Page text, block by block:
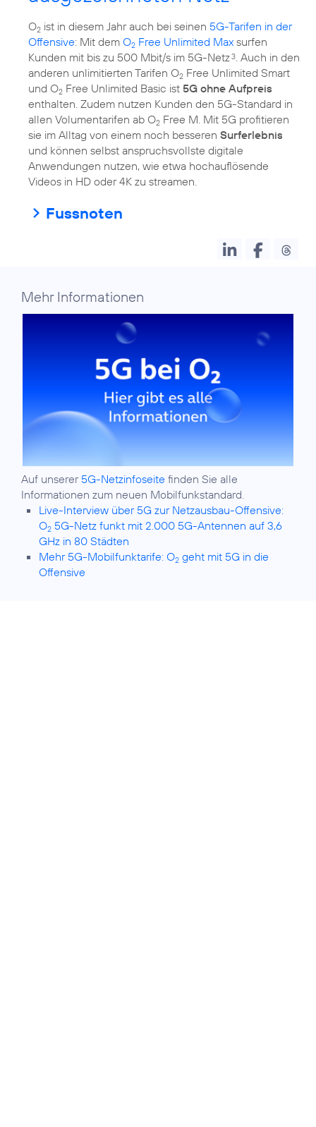
O2 ist in diesem Jahr auch bei seinen 5G-Tarifen in der
Offensive: Mit dem O2 Free Unlimited Max surfen
Kunden mit bis zu 500 Mbit/s im 5G-Netz3 . Auch in den
anderen unlimitierten Tarifen O2 Free UnIimited Smart
und O2 Free Unlimited Basic ist 5G ohne Aufpreis
enthalten. Zudem nutzen Kunden den 5G-Standard in
allen Volumentarifen ab O2 Free M. Mit 5G profitieren
sie im Alltag von einem noch besseren Surferlebnis
und können selbst anspruchsvollste digitale
Anwendungen nutzen, wie etwa hochauflösende
Videos in HD oder 4K zu streamen.
Fussnoten
Mehr Informationen
Auf unserer 5G-Netzinfoseite finden Sie alle
Live-Interview über 5G zur Netzausbau-Offensive:
O2 5G-Netz funkt mit 2.000 5G-Antennen auf 3,6
GHz in 80 Städten
Mehr 5G-Mobilfunktarife: O2 geht mit 5G in die
Offensive